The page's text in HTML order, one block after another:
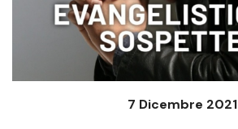
7 Dicembre 2021